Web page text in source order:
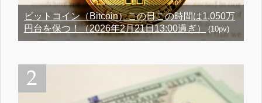
ビットコイン（Bitcoin）この日この時間は1,050万
円台を保つ！（2026年2月21日13:00過ぎ）
(10pv)